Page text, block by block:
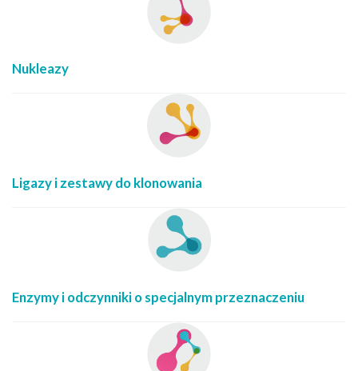
Nukleazy
Ligazy i zestawy do klonowania
Enzymy i odczynniki o specjalnym przeznaczeniu